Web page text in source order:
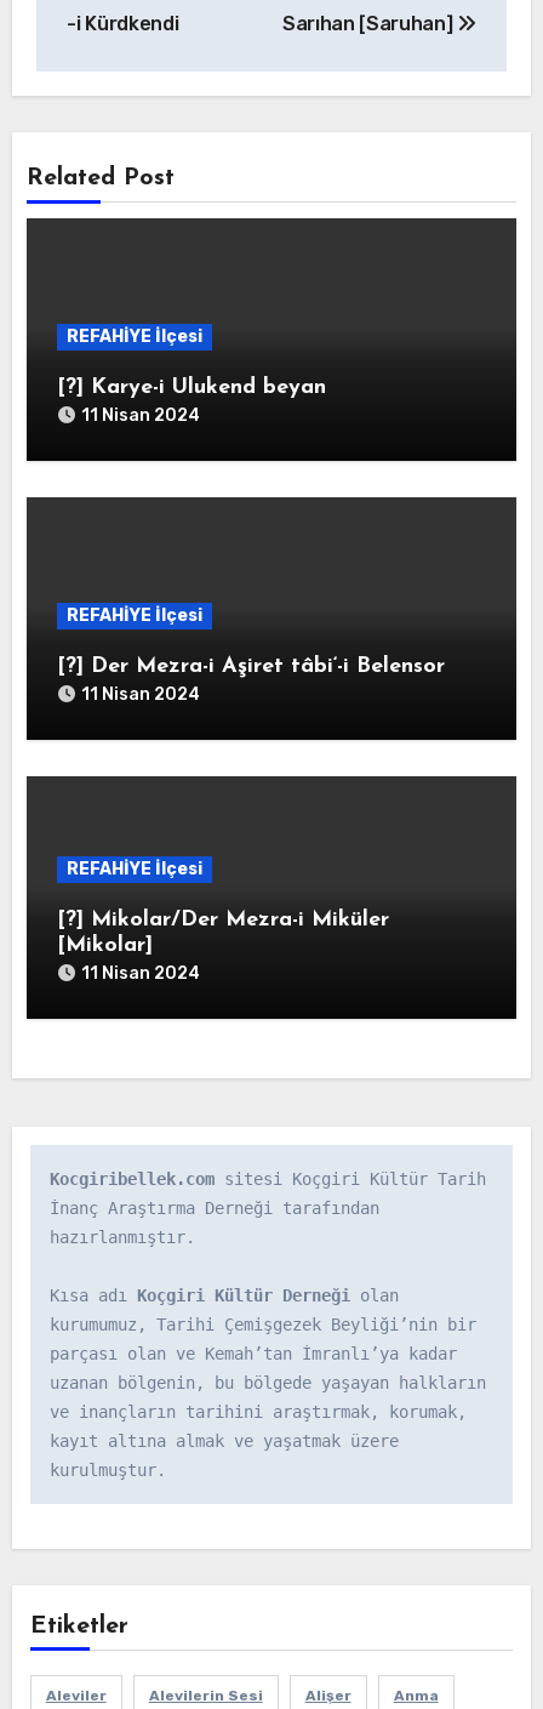
-i Kürdkendi
Sarıhan [Saruhan]
Related Post
REFAHİYE İlçesi
[?] Karye-i Ulukend beyan
11 Nisan 2024
REFAHİYE İlçesi
[?] Der Mezra-i Aşiret tâbi‘-i Belensor
11 Nisan 2024
REFAHİYE İlçesi
[?] Mikolar/Der Mezra-i Miküler
[Mikolar]
11 Nisan 2024
Kocgiribellek.com sitesi Koçgiri Kültür Tarih
İnanç Araştırma Derneği tarafından
hazırlanmıştır.
Kısa adı Koçgiri Kültür Derneği olan
kurumumuz, Tarihi Çemişgezek Beyliği’nin bir
parçası olan ve Kemah’tan İmranlı’ya kadar
uzanan bölgenin, bu bölgede yaşayan halkların
ve inançların tarihini araştırmak, korumak,
kayıt altına almak ve yaşatmak üzere
kurulmuştur.
Etiketler
Aleviler Alevilerin Sesi Alişer Anma